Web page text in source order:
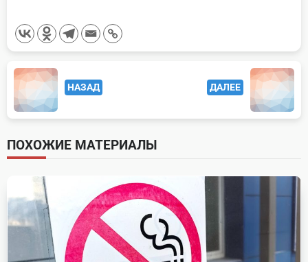
<span
class="nav-
subtitle
screen-
reader-
text">Page</span>
НАЗАД ДАЛЕЕ
ПОХОЖИЕ МАТЕРИАЛЫ